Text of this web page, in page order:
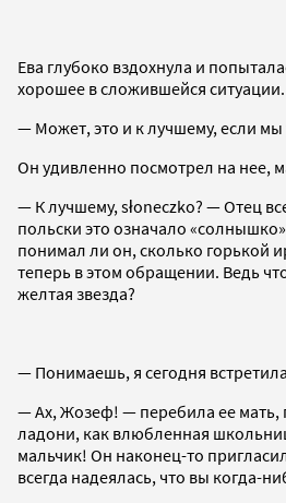
Ева глубоко вздохнула и
хорошее в сложившейся ситуации.
— Может, это и к лучшему, если мы
Он удивленно посмотрел на нее,
— К лучшему, słoneczko? — Отец
польски это означало
понимал ли он, сколько горькой
теперь в этом обращении. Ведь
желтая звезда?
— Понимаешь, я сегодня
— Ах, Жозеф! — перебила ее
ладони, как влюбленная
мальчик! Он наконец-то
всегда надеялась, что вы когда-